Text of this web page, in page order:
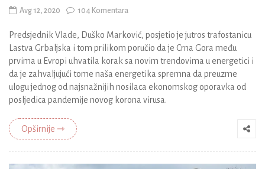
Avg 12, 2020 104 Komentara
Predsjednik Vlade, Duško Marković, posjetio je jutros trafostanicu
Lastva Grbaljska i tom prilikom poručio da je Crna Gora među
prvima u Evropi uhvatila korak sa novim trendovima u energetici i
da je zahvaljujući tome naša energetika spremna da preuzme
ulogu jednog od najsnažnijih nosilaca ekonomskog oporavka od
posljedica pandemije novog korona virusa.
Opširnije ⇾